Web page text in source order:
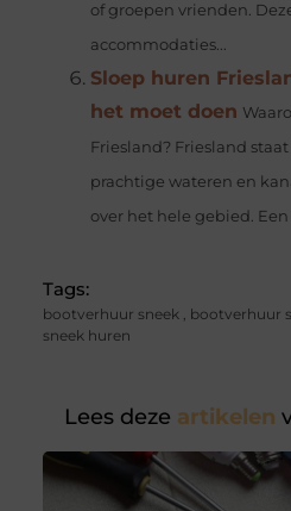
of groepen vrienden.
accommodaties...
Sloep huren
het moet doen
Friesland? Friesland
prachtige wateren en
over het hele gebied.
Tags:
bootverhuur sneek, bootverhuur
sneek huren
Lees deze artikelen